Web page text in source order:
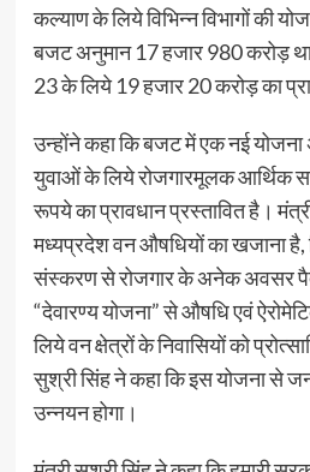
कल्याण के लिये विभिन्न विभागों की
बजट अनुमान 17 हजार 980 करोड़
23 के लिये 19 हजार 20 करोड़ का
उन्होंने कहा कि बजट में एक नई
युवाओं के लिये रोजगारमूलक आर्थिक
रूपये का प्रावधान प्रस्तावित है।
मध्यप्रदेश वन औषधियों का खजाना
संस्करण से रोजगार के अनेक अवसर
“देवारण्य योजना” से औषधि एवं
लिये वन क्षेत्रों के निवासियों को
सुश्री सिंह ने कहा कि इस योजना से
उन्नयन होगा।